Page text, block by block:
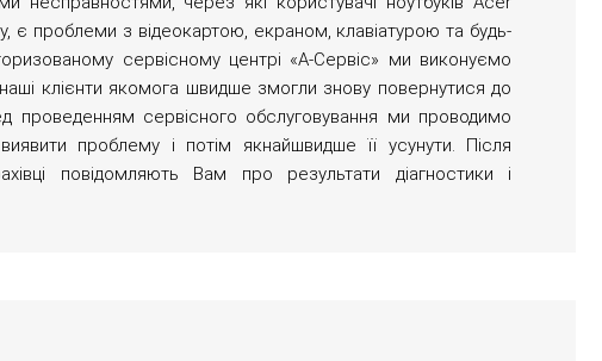
є проблеми з відеокартою, екраном, клавіатурою та будь-
сервісному центрі «А-Сервіс» ми виконуємо
клієнти якомога швидше змогли знову повернутися до
проведенням сервісного обслуговування ми проводимо
проблему і потім якнайшвидше її усунути. Після
повідомляють Вам про результати діагностики і